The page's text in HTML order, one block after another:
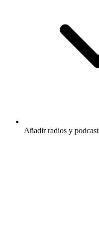
Añadir radios y